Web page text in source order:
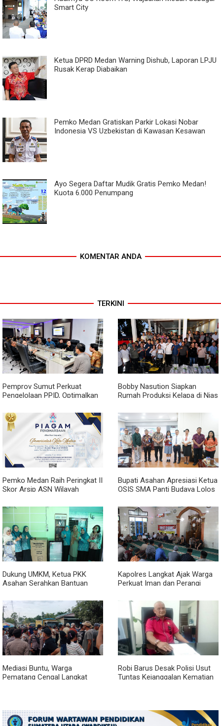
Smart City
Ketua DPRD Medan Warning Dishub, Laporan LPJU
Rusak Kerap Diabaikan
Pemko Medan Gratiskan Parkir Lokasi Nobar
Indonesia VS Uzbekistan di Kawasan Kesawan
Ayo Segera Daftar Mudik Gratis Pemko Medan!
Kuota 6.000 Penumpang
KOMENTAR ANDA
TERKINI
Pemprov Sumut Perkuat
Pengelolaan PPID, Optimalkan
Nomor 2 Tahun 2026
Bobby Nasution Siapkan
Rumah Produksi Kelapa di Nias
Pemko Medan Raih Peringkat II
Skor Arsip ASN Wilayah
Bupati Asahan Apresiasi Ketua
OSIS SMA Panti Budaya Lolos
Nasional
Dukung UMKM, Ketua PKK
Asahan Serahkan Bantuan
Sentang
Kapolres Langkat Ajak Warga
Perkuat Iman dan Perangi
Curhat
Mediasi Buntu, Warga
Pematang Cengal Langkat
Robi Barus Desak Polisi Usut
Tuntas Kejanggalan Kematian